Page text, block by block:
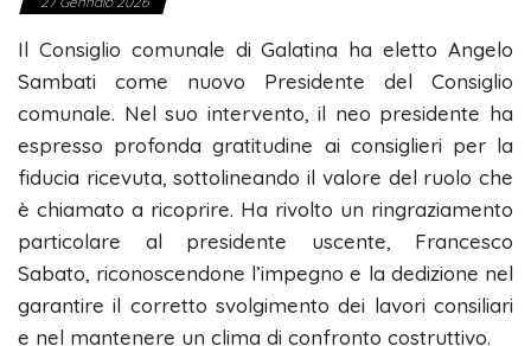
Il Consiglio comunale di Galatina ha eletto Angelo
Sambati come nuovo Presidente del Consiglio
comunale. Nel suo intervento, il neo presidente ha
espresso profonda gratitudine ai consiglieri per la
fiducia ricevuta, sottolineando il valore del ruolo che
è chiamato a ricoprire. Ha rivolto un ringraziamento
particolare al presidente uscente, Francesco
Sabato, riconoscendone l’impegno e la dedizione nel
garantire il corretto svolgimento dei lavori consiliari
e nel mantenere un clima di confronto costruttivo.